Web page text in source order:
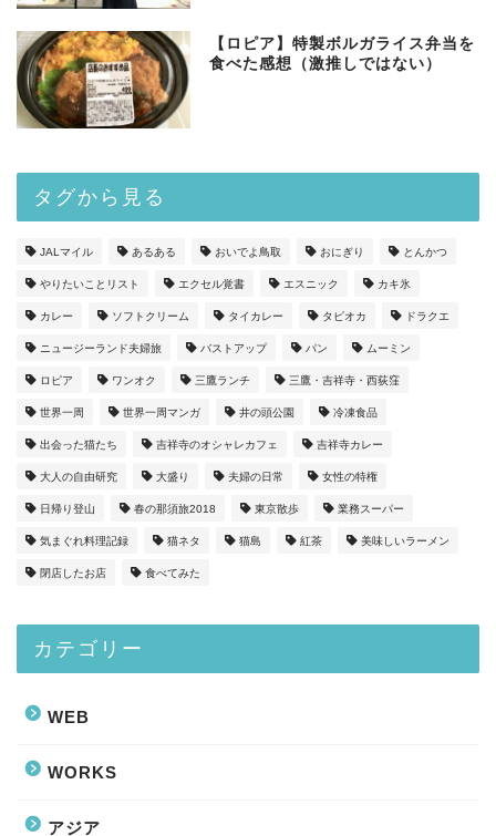
【ロピア】特製ボルガライス弁当を
食べた感想（激推しではない）
タグから見る
JALマイル あるある おいでよ鳥取 おにぎり とんかつ
やりたいことリスト エクセル覚書 エスニック カキ氷
カレー ソフトクリーム タイカレー タピオカ ドラクエ
ニュージーランド夫婦旅 バストアップ パン ムーミン
ロピア ワンオク 三鷹ランチ 三鷹・吉祥寺・西荻窪
世界一周 世界一周マンガ 井の頭公園 冷凍食品
出会った猫たち 吉祥寺のオシャレカフェ 吉祥寺カレー
大人の自由研究 大盛り 夫婦の日常 女性の特権
日帰り登山 春の那須旅2018 東京散歩 業務スーパー
気まぐれ料理記録 猫ネタ 猫島 紅茶 美味しいラーメン
閉店したお店 食べてみた
カテゴリー
WEB
WORKS
アジア